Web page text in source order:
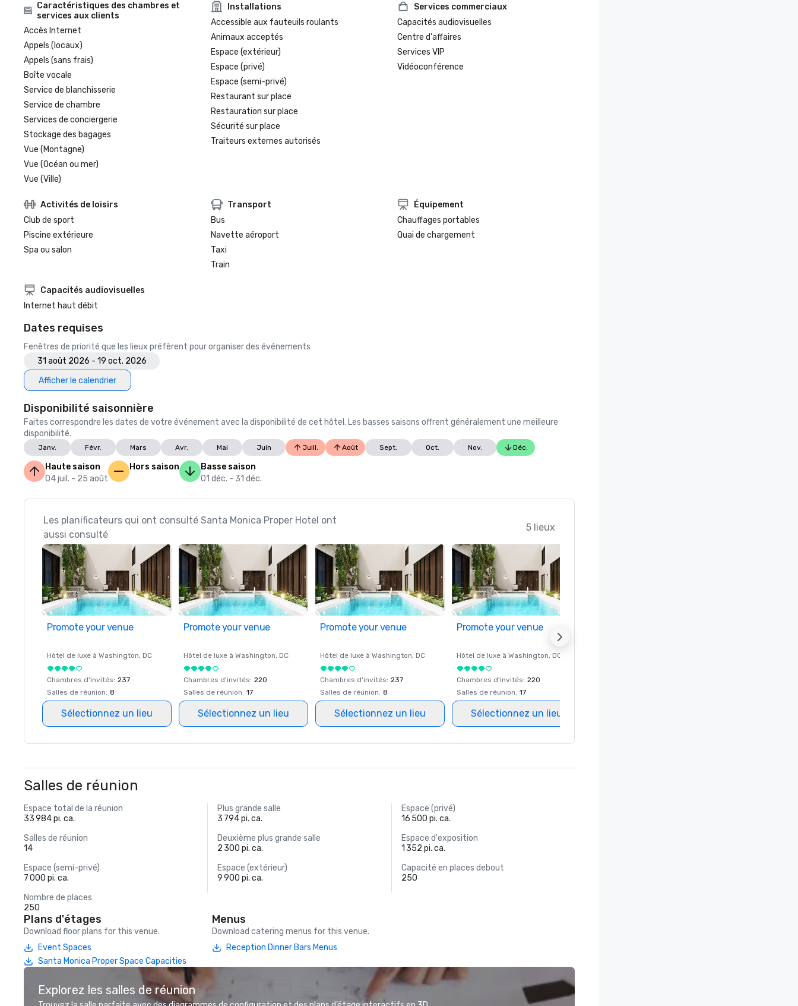
Caractéristiques des chambres et
services aux clients
Accès Internet
Appels (locaux)
Appels (sans frais)
Boîte vocale
Service de blanchisserie
Service de chambre
Services de conciergerie
Stockage des bagages
Vue (Montagne)
Vue (Océan ou mer)
Vue (Ville)
Installations
Accessible aux fauteuils roulants
Animaux acceptés
Espace (extérieur)
Espace (privé)
Espace (semi-privé)
Restaurant sur place
Restauration sur place
Sécurité sur place
Traiteurs externes autorisés
Services commerciaux
Capacités audiovisuelles
Centre d'affaires
Services VIP
Vidéoconférence
Activités de loisirs
Club de sport
Piscine extérieure
Spa ou salon
Transport
Bus
Navette aéroport
Taxi
Train
Équipement
Chauffages portables
Quai de chargement
Capacités audiovisuelles
Internet haut débit
Dates requises
Fenêtres de priorité que les lieux préfèrent pour organiser des événements
31 août 2026 - 19 oct. 2026
Afficher le calendrier
Disponibilité saisonnière
Faites correspondre les dates de votre événement avec la disponibilité de cet hôtel. Les basses saisons offrent généralement une meilleure
disponibilité.
Janv. Févr. Mars Avr. Mai Juin Juill. Août Sept. Oct. Nov. Déc.
Haute saison
04 juil. - 25 août
Hors saison
Basse saison
01 déc. - 31 déc.
Les planificateurs qui ont consulté Santa Monica Proper Hotel ont
aussi consulté
5 lieux
Promote your venue
Hôtel de luxe à Washington, DC
Chambres d'invités: 237
Salles de réunion: 8
Sélectionnez un lieu
Promote your venue
Hôtel de luxe à Washington, DC
Chambres d'invités: 220
Salles de réunion: 17
Sélectionnez un lieu
Promote your venue
Hôtel de luxe à Washington, DC
Chambres d'invités: 237
Salles de réunion: 8
Sélectionnez un lieu
Promote your venue
Hôtel de luxe à Washington, DC
Chambres d'invités: 220
Salles de réunion: 17
Sélectionnez un lieu
Salles de réunion
Espace total de la réunion
33 984 pi. ca.
Plus grande salle
3 794 pi. ca.
Espace (privé)
16 500 pi. ca.
Salles de réunion
14
Deuxième plus grande salle
2 300 pi. ca.
Espace d'exposition
1 352 pi. ca.
Espace (semi-privé)
7 000 pi. ca.
Espace (extérieur)
9 900 pi. ca.
Capacité en places debout
250
Nombre de places
250
Plans d'étages
Download floor plans for this venue.
Event Spaces
Santa Monica Proper Space Capacities
Menus
Download catering menus for this venue.
Reception Dinner Bars Menus
Explorez les salles de réunion